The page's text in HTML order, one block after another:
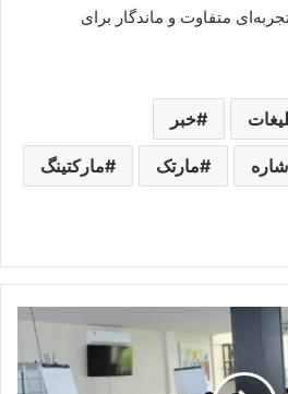
متفاوت و ماندگار برای
خبر
مارتک مارکتینگ